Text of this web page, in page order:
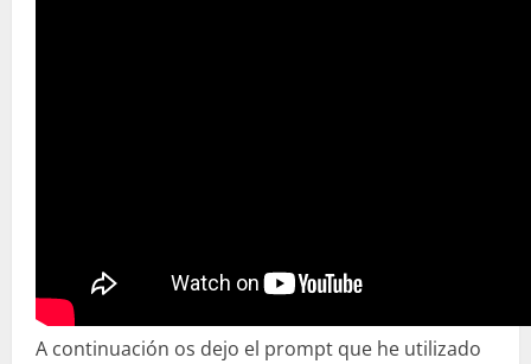
A continuación os dejo el prompt que he utilizado